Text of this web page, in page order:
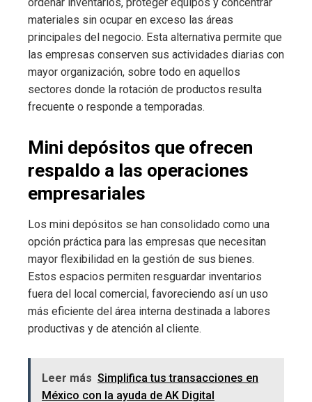
ordenar inventarios, proteger equipos y concentrar
materiales sin ocupar en exceso las áreas
principales del negocio. Esta alternativa permite que
las empresas conserven sus actividades diarias con
mayor organización, sobre todo en aquellos
sectores donde la rotación de productos resulta
frecuente o responde a temporadas.
Mini depósitos que ofrecen
respaldo a las operaciones
empresariales
Los mini depósitos se han consolidado como una
opción práctica para las empresas que necesitan
mayor flexibilidad en la gestión de sus bienes.
Estos espacios permiten resguardar inventarios
fuera del local comercial, favoreciendo así un uso
más eficiente del área interna destinada a labores
productivas y de atención al cliente.
Leer más Simplifica tus transacciones en
México con la ayuda de AK Digital